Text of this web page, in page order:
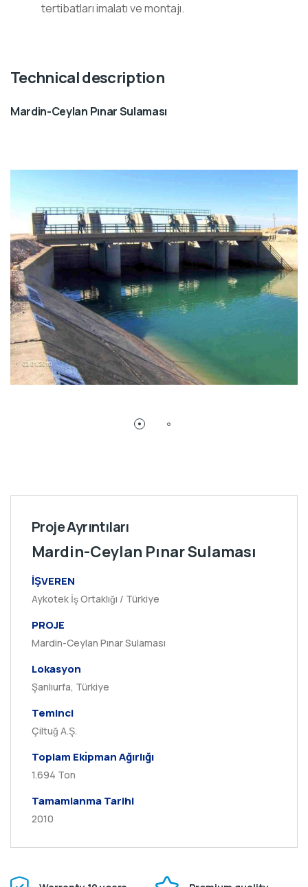
tertibatları imalatı ve montajı.
Technical description
Mardin-Ceylan Pınar Sulaması
Proje Ayrıntıları
Mardin-Ceylan Pınar Sulaması
İŞVEREN
Aykotek İş Ortaklığı / Türkiye
PROJE
Mardin-Ceylan Pınar Sulaması
Lokasyon
Şanlıurfa, Türkiye
Teminci
Çiltuğ A.Ş.
Toplam Ekı̇pman Ağırlığı
1.694 Ton
Tamamlanma Tarihi
2010